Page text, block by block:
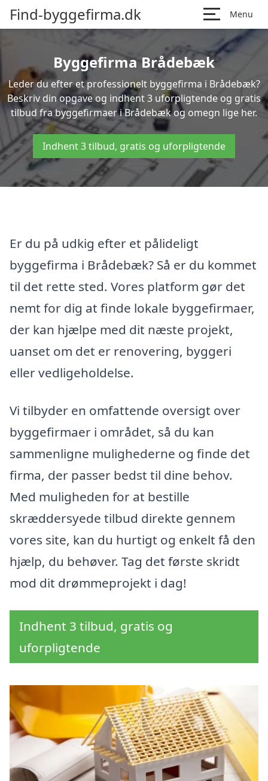
Find-byggefirma.dk Menu
Byggefirma Brådebæk
Leder du efter et professionelt byggefirma i Brådebæk?
Beskriv din opgave og indhent 3 uforpligtende og gratis
tilbud fra byggefirmaer i Brådebæk og omegn lige her.
Indhent 3 tilbud, gratis og uforpligtende
Er du på udkig efter et pålideligt
byggefirma i Brådebæk? Så er du kommet
til det rette sted. Vores platform gør det
nemt for dig at finde lokale byggefirmaer,
der kan hjælpe med dit næste projekt,
uanset om det er renovering, byggeri
eller vedligeholdelse.
Vi tilbyder en omfattende oversigt over
byggefirmaer i området, så du kan
sammenligne mulighederne og finde det
firma, der passer bedst til dine behov.
Med muligheden for at bestille
skræddersyede tilbud direkte gennem
vores site, kan du hurtigt og enkelt få den
hjælp, du behøver. Tag det første skridt
mod dit drømmeprojekt i dag!
Indhent 3 tilbud, gratis og
uforpligtende